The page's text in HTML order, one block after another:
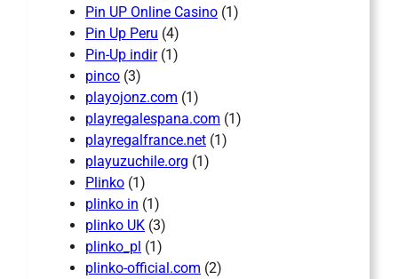
Pin UP Online Casino (1)
Pin Up Peru (4)
Pin-Up indir(1)
pinco (3)
playojonz.com (1)
playregalespana.com (1)
playregalfrance.net (1)
playuzuchile.org (1)
Plinko (1)
plinko in (1)
plinko UK (3)
plinko_pl (1)
plinko-official.com (2)